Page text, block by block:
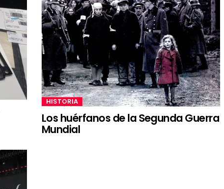
HISTORIA
Los huérfanos de la Segunda Guerra
Mundial